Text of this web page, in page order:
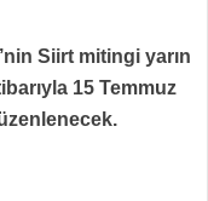
Siirt mitingi yarın
15 Temmuz